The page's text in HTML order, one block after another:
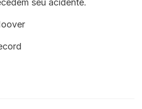
seu acidente.